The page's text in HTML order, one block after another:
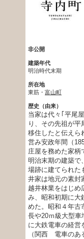
非公開
建築年代
明治時代末期
所在地
東筋・ 富山町
歴史（由来）
当家は代々｢平尾
り、その先祖が平
移住したと伝え
営み安政年間（
庄屋を務めた家柄
明治末期の建築で
場跡に建てられた
井家は地元の素封
越井林業をはじめ
み、昭和初期に大
めた。昭和４年古
長や20ｍ級大型車
に大鉄電車の経営
（関西 電車の